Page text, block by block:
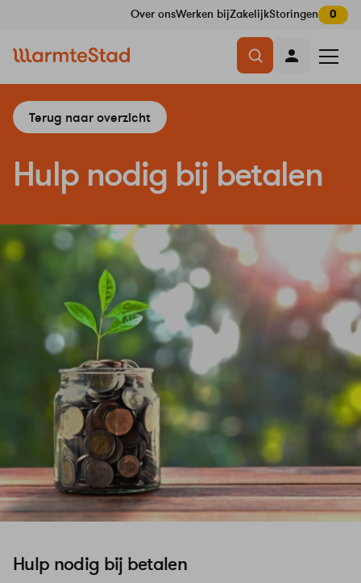
overslaan
Over onsWerken bijZakelijkStoringen 0
openen
Terug naar overzicht
Hulp nodig bij betalen
Hulp nodig bij betalen